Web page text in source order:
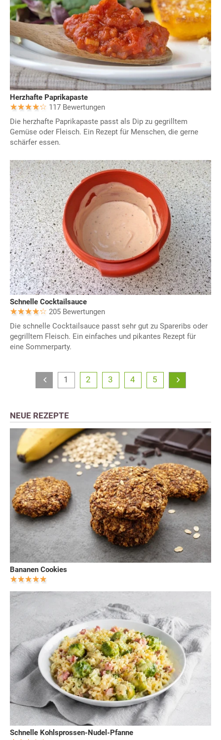
Herzhafte Paprikapaste
117 Bewertungen
Die herzhafte Paprikapaste passt als Dip zu gegrilltem
Gemüse oder Fleisch. Ein Rezept für Menschen, die gerne
schärfer essen.
Schnelle Cocktailsauce
205 Bewertungen
Die schnelle Cocktailsauce passt sehr gut zu Spareribs oder
gegrilltem Fleisch. Ein einfaches und pikantes Rezept für
eine Sommerparty.
1 2 3 4 5
NEUE REZEPTE
Bananen Cookies
Schnelle Kohlsprossen-Nudel-Pfanne